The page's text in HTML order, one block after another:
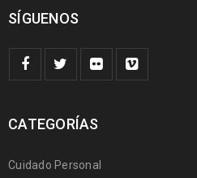
SÍGUENOS
CATEGORÍAS
Cuidado Personal